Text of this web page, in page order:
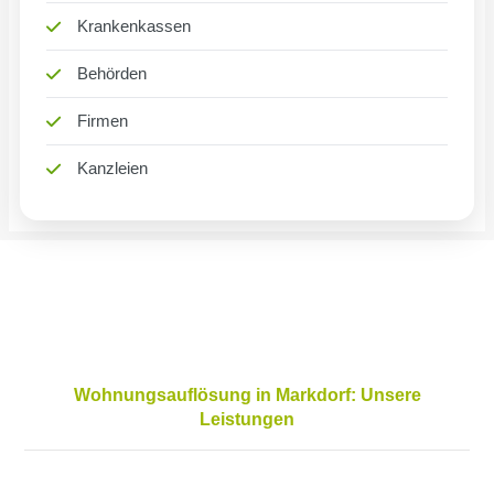
Krankenkassen
Behörden
Firmen
Kanzleien
Wohnungsauflösung in Markdorf: Unsere
Leistungen